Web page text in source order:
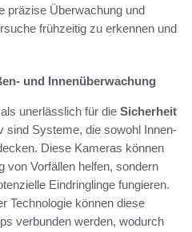
präzise Überwachung und
frühzeitig zu erkennen und
und Innenüberwachung
unerlässlich für die Sicherheit
sind Systeme, die sowohl Innen-
Diese Kameras können
von Vorfällen helfen, sondern
Eindringlinge fungieren.
Technologie können diese
verbunden werden, wodurch